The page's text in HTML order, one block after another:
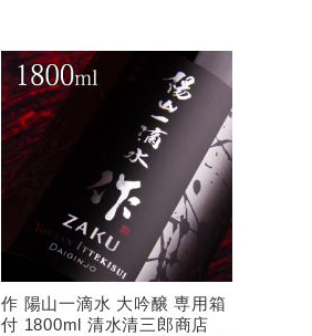
作 陽山一滴水 大吟醸 専用箱
付 1800ml 清水清三郎商店